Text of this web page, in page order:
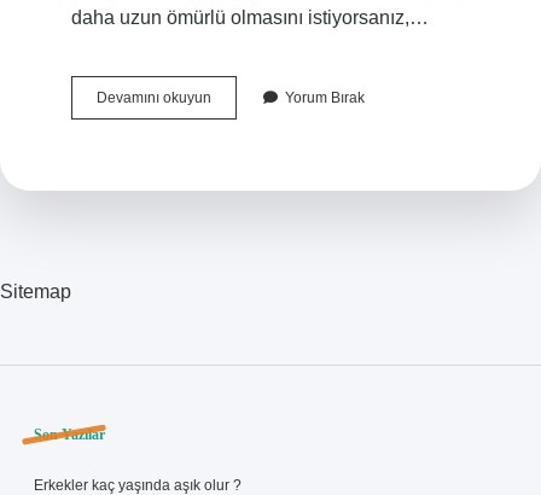
daha uzun ömürlü olmasını istiyorsanız,…
Devamını okuyunAstar
Nedir
Yorum Bırak
Sitemap
Sidebar
Son Yazılar
Erkekler kaç yaşında aşık olur ?